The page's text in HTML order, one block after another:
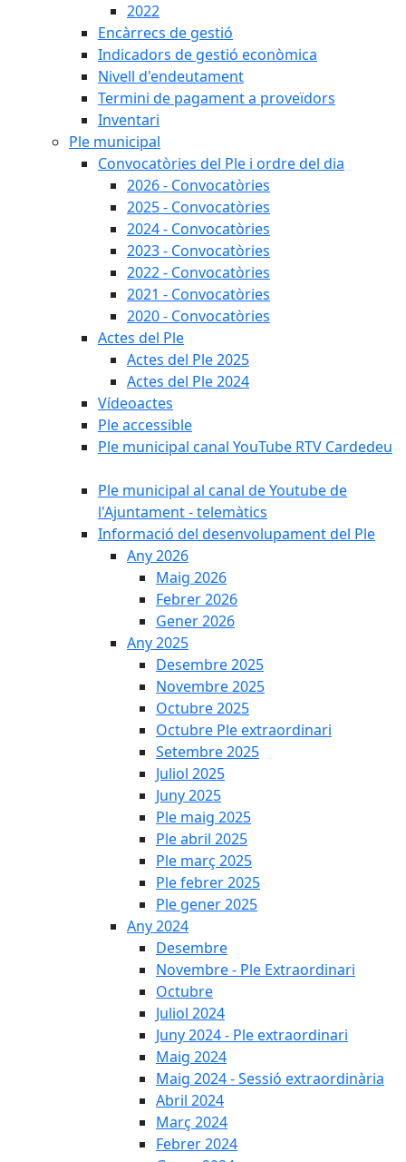
2022
Encàrrecs de gestió
Indicadors de gestió econòmica
Nivell d'endeutament
Termini de pagament a proveïdors
Inventari
Ple municipal
Convocatòries del Ple i ordre del dia
2026 - Convocatòries
2025 - Convocatòries
2024 - Convocatòries
2023 - Convocatòries
2022 - Convocatòries
2021 - Convocatòries
2020 - Convocatòries
Actes del Ple
Actes del Ple 2025
Actes del Ple 2024
Vídeoactes
Ple accessible
Ple municipal canal YouTube RTV Cardedeu
Ple municipal al canal de Youtube de
l'Ajuntament - telemàtics
Informació del desenvolupament del Ple
Any 2026
Maig 2026
Febrer 2026
Gener 2026
Any 2025
Desembre 2025
Novembre 2025
Octubre 2025
Octubre Ple extraordinari
Setembre 2025
Juliol 2025
Juny 2025
Ple maig 2025
Ple abril 2025
Ple març 2025
Ple febrer 2025
Ple gener 2025
Any 2024
Desembre
Novembre - Ple Extraordinari
Octubre
Juliol 2024
Juny 2024 - Ple extraordinari
Maig 2024
Maig 2024 - Sessió extraordinària
Abril 2024
Març 2024
Febrer 2024